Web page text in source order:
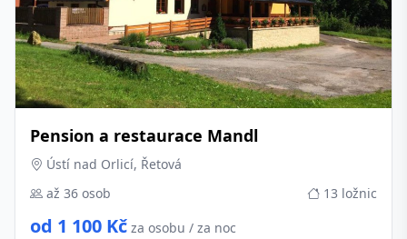
Pension a restaurace Mandl
Ústí nad Orlicí, Řetová
až 36 osob
13 ložnic
od 1 100 Kč za osobu / za noc